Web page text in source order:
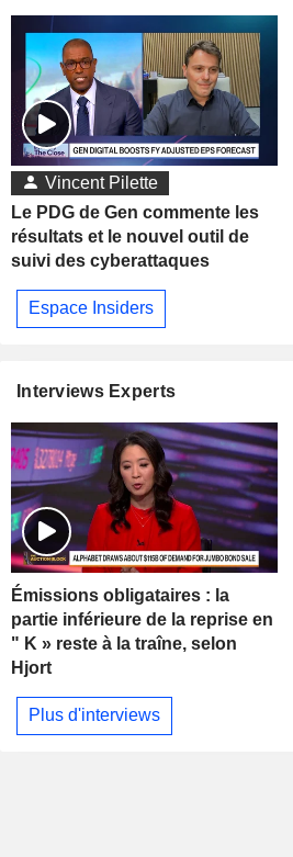
Vincent Pilette
Le PDG de Gen commente les
résultats et le nouvel outil de
suivi des cyberattaques
Espace Insiders
Interviews Experts
Émissions obligataires : la
partie inférieure de la reprise en
" K » reste à la traîne, selon
Hjort
Plus d'interviews